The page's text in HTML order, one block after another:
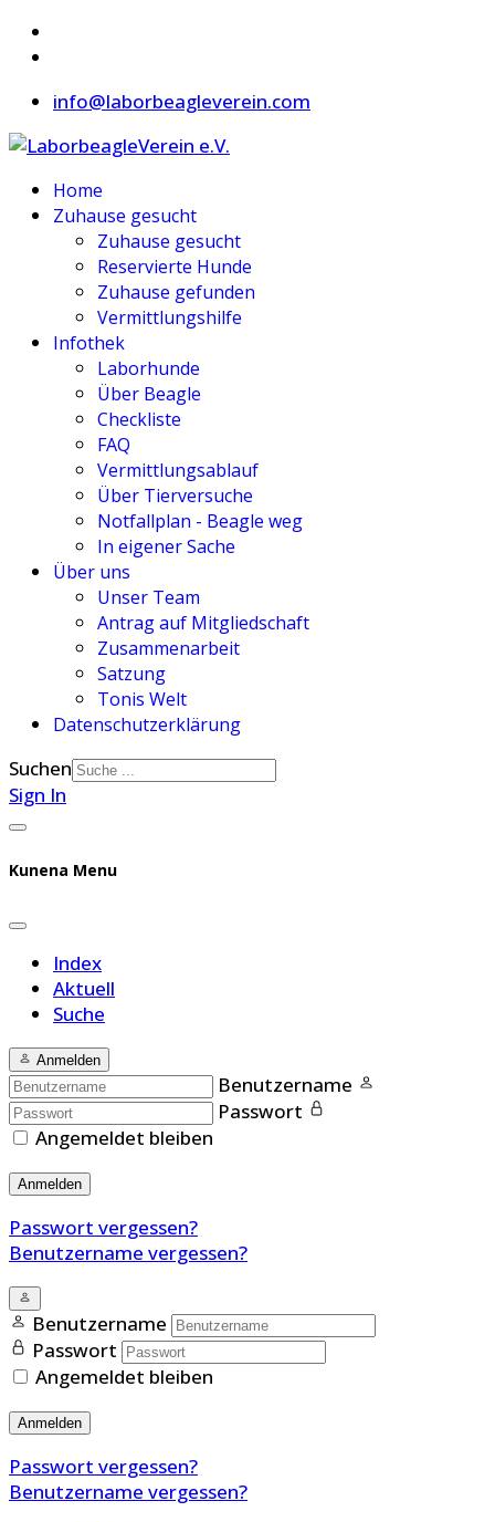
info@laborbeagleverein.com
Home
Zuhause gesucht
Zuhause gesucht
Reservierte Hunde
Zuhause gefunden
Vermittlungshilfe
Infothek
Laborhunde
Über Beagle
Checkliste
FAQ
Vermittlungsablauf
Über Tierversuche
Notfallplan - Beagle weg
In eigener Sache
Über uns
Unser Team
Antrag auf Mitgliedschaft
Zusammenarbeit
Satzung
Tonis Welt
Datenschutzerklärung
Suchen
Sign In
Kunena Menu
Index
Aktuell
Suche
Anmelden
Benutzername
Passwort
Angemeldet bleiben
Anmelden
Passwort vergessen?
Benutzername vergessen?
Benutzername
Passwort
Angemeldet bleiben
Anmelden
Passwort vergessen?
Benutzername vergessen?